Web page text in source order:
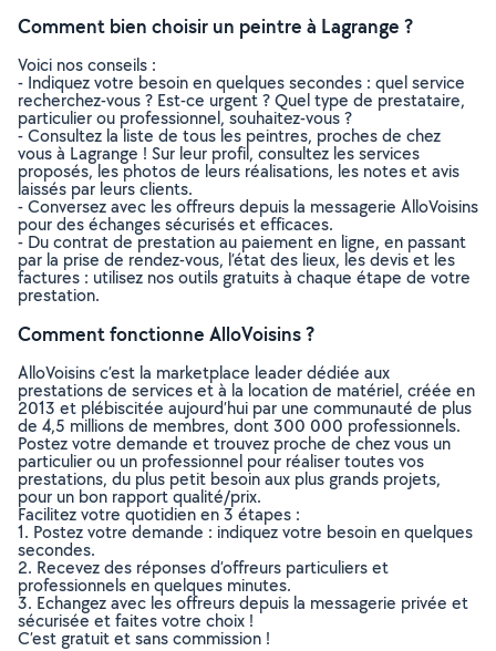
Comment bien choisir un peintre à Lagrange ?
Voici nos conseils :
- Indiquez votre besoin en quelques secondes : quel service
recherchez-vous ? Est-ce urgent ? Quel type de prestataire,
particulier ou professionnel, souhaitez-vous ?
- Consultez la liste de tous les peintres, proches de chez
vous à Lagrange ! Sur leur profil, consultez les services
proposés, les photos de leurs réalisations, les notes et avis
laissés par leurs clients.
- Conversez avec les offreurs depuis la messagerie AlloVoisins
pour des échanges sécurisés et efficaces.
- Du contrat de prestation au paiement en ligne, en passant
par la prise de rendez-vous, l’état des lieux, les devis et les
factures : utilisez nos outils gratuits à chaque étape de votre
prestation.
Comment fonctionne AlloVoisins ?
AlloVoisins c’est la marketplace leader dédiée aux
prestations de services et à la location de matériel, créée en
2013 et plébiscitée aujourd’hui par une communauté de plus
de 4,5 millions de membres, dont 300 000 professionnels.
Postez votre demande et trouvez proche de chez vous un
particulier ou un professionnel pour réaliser toutes vos
prestations, du plus petit besoin aux plus grands projets,
pour un bon rapport qualité/prix.
Facilitez votre quotidien en 3 étapes :
1. Postez votre demande : indiquez votre besoin en quelques
secondes.
2. Recevez des réponses d’offreurs particuliers et
professionnels en quelques minutes.
3. Echangez avec les offreurs depuis la messagerie privée et
sécurisée et faites votre choix !
C’est gratuit et sans commission !